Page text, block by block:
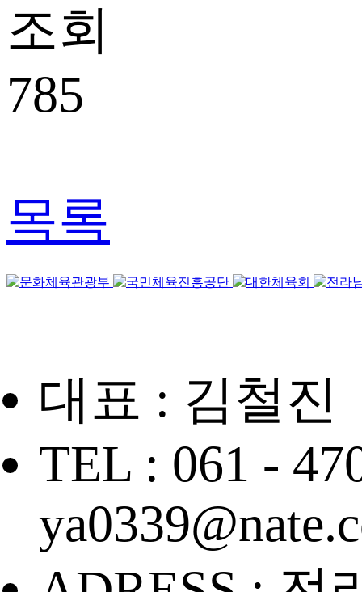
조회
785
목록
대표 : 김철진
TEL : 061 -